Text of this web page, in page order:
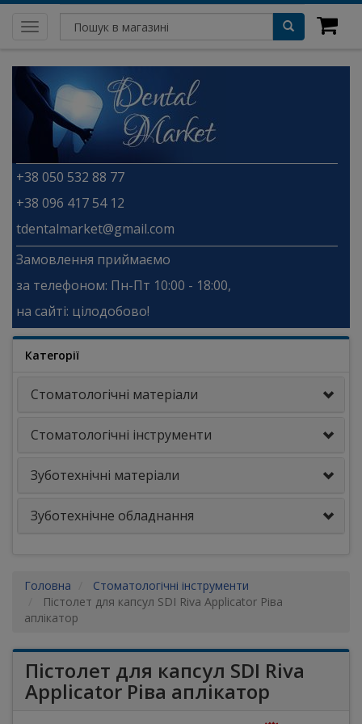
Toggle
navigation
+38 050 532 88 77
+38 096 417 54 12
tdentalmarket@gmail.com
Замовлення приймаємо
за телефоном: Пн-Пт 10:00 - 18:00,
на сайті: цілодобово!
Категорії
Стоматологічні матеріали
Стоматологічні інструменти
Зуботехнічні матеріали
Зуботехнічне обладнання
Головна
Стоматологічні інструменти
Пістолет для капсул SDI Riva Applicator Ріва
аплікатор
Пістолет для капсул SDI Riva
Applicator Ріва аплікатор